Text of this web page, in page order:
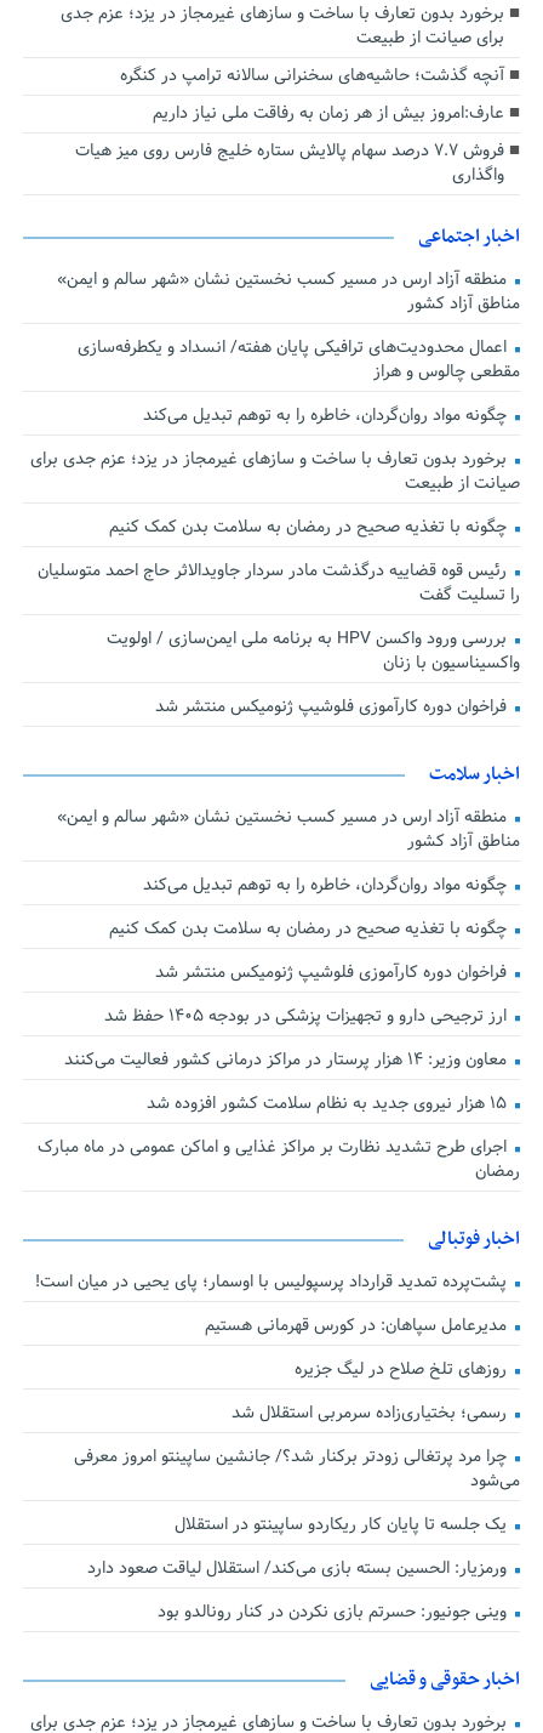
برخورد بدون تعارف با ساخت‌ و سازهای غیرمجاز در یزد؛ عزم جدی
برای صیانت از طبیعت
آنچه گذشت؛ حاشیه‌های سخنرانی سالانه ترامپ در کنگره
عارف:امروز بیش از هر زمان به رفاقت ملی نیاز داریم
فروش ۷.۷ درصد سهام پالایش ستاره خلیج فارس روی میز هیات
واگذاری
اخبار اجتماعی
منطقه آزاد ارس در مسیر کسب نخستین نشان «شهر سالم و ایمن»
مناطق آزاد کشور
اعمال محدودیت‌های ترافیکی پایان هفته/ انسداد و یکطرفه‌سازی
مقطعی چالوس و هراز
چگونه مواد روان‌گردان، خاطره را به توهم تبدیل می‌کند
برخورد بدون تعارف با ساخت‌ و سازهای غیرمجاز در یزد؛ عزم جدی برای
صیانت از طبیعت
چگونه با تغذیه صحیح در رمضان به سلامت بدن کمک کنیم
رئیس قوه قضاییه درگذشت مادر سردار جاویدالاثر حاج احمد متوسلیان
را تسلیت گفت
بررسی ورود واکسن HPV به برنامه ملی ایمن‌سازی / اولویت
واکسیناسیون با زنان
فراخوان دوره کارآموزی فلوشیپ ژنومیکس منتشر شد
اخبار سلامت
منطقه آزاد ارس در مسیر کسب نخستین نشان «شهر سالم و ایمن»
مناطق آزاد کشور
چگونه مواد روان‌گردان، خاطره را به توهم تبدیل می‌کند
چگونه با تغذیه صحیح در رمضان به سلامت بدن کمک کنیم
فراخوان دوره کارآموزی فلوشیپ ژنومیکس منتشر شد
ارز ترجیحی دارو و تجهیزات پزشکی در بودجه ۱۴۰۵ حفظ شد
معاون وزیر: ۱۴ هزار پرستار در مراکز درمانی کشور فعالیت می‌کنند
۱۵ هزار نیروی جدید به نظام سلامت کشور افزوده شد
اجرای طرح تشدید نظارت بر مراکز غذایی و اماکن عمومی در ماه مبارک
رمضان
اخبار فوتبالی
پشت‌پرده تمدید قرارداد پرسپولیس با اوسمار؛ پای یحیی در میان است!
مدیرعامل سپاهان: در کورس قهرمانی هستیم
روزهای تلخ صلاح در لیگ جزیره
رسمی؛ بختیاری‌زاده سرمربی استقلال شد
چرا مرد پرتغالی زودتر برکنار شد؟/ جانشین ساپینتو امروز معرفی
می‌شود
یک جلسه تا پایان کار ریکاردو ساپینتو در استقلال
ورمزیار: الحسین بسته بازی می‌کند/ استقلال لیاقت صعود دارد
وینی جونیور: حسرتم بازی نکردن در کنار رونالدو بود
اخبار حقوقی و قضایی
برخورد بدون تعارف با ساخت‌ و سازهای غیرمجاز در یزد؛ عزم جدی برای